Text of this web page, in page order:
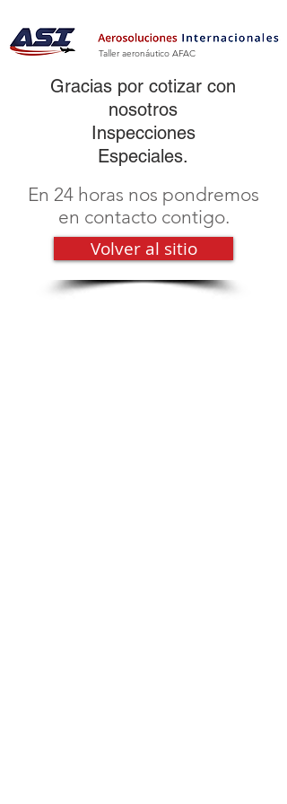
Taller aeronáutico AFAC
Gracias por cotizar con
nosotros
Inspecciones
Especiales.
En 24 horas nos pondremos
en contacto contigo.
Volver al sitio